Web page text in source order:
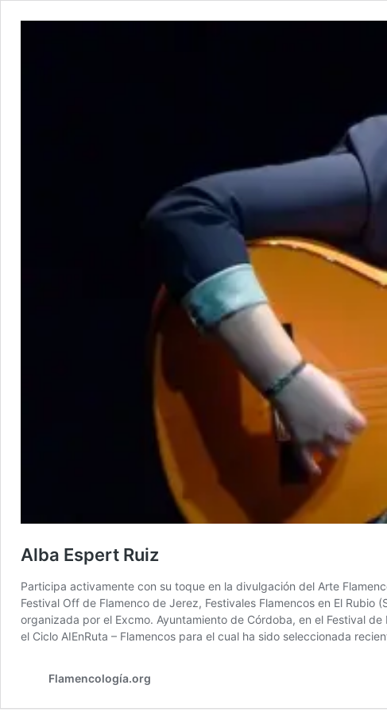
Alba Espert Ruiz
Participa activamente con su toque en la divulgación del Arte
Festival Off de Flamenco de Jerez, Festivales Flamencos en El Rubio
organizada por el Excmo. Ayuntamiento de Córdoba, en el Festival
el Ciclo AIEnRuta – Flamencos para el cual ha sido seleccionada
Flamencología.org